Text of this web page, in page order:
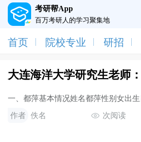
考研帮App
百万考研人的学习聚集地
首页 院校专业 研招
大连海洋大学研究生老师
一、都萍基本情况姓名都萍性别女出
民族汉籍贯吉林省永吉县政治面貌中共
务讲师定职时间2011.10.30行政职务
作者 佚名 次阅读